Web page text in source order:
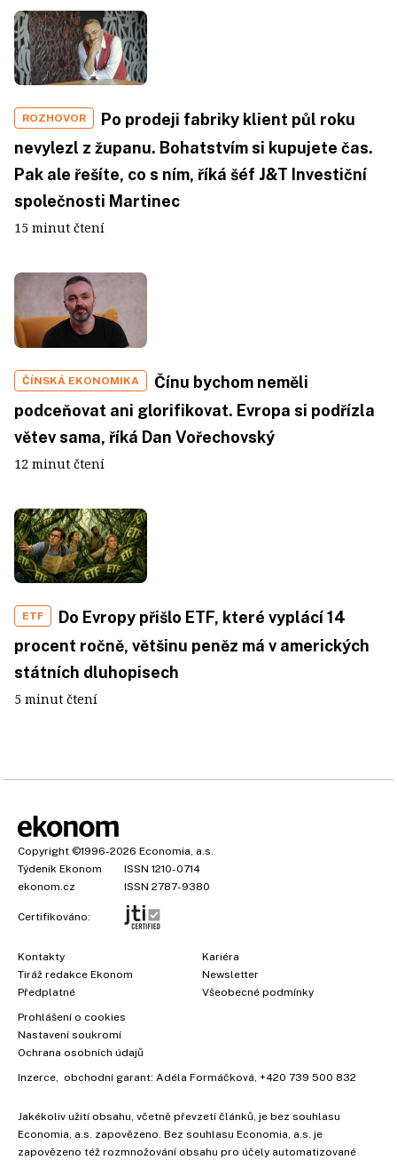
ROZHOVOR
Po prodeji fabriky klient půl roku
nevylezl z županu. Bohatstvím si kupujete čas.
Pak ale řešíte, co s ním, říká šéf J&T Investiční
společnosti Martinec
15 minut čtení
ČÍNSKÁ EKONOMIKA
Čínu bychom neměli
podceňovat ani glorifikovat. Evropa si podřízla
větev sama, říká Dan Vořechovský
12 minut čtení
ETF
Do Evropy přišlo ETF, které vyplácí 14
procent ročně, většinu peněz má v amerických
státních dluhopisech
5 minut čtení
Copyright ©1996-2026 Economia, a.s.
Týdeník Ekonom
ISSN 1210-0714
ekonom.cz
ISSN 2787-9380
Certifikováno:
Kontakty
Tiráž redakce Ekonom
Předplatné
Kariéra
Newsletter
Všeobecné podmínky
Prohlášení o cookies
Nastavení soukromí
Ochrana osobních údajů
Inzerce, obchodní garant: Adéla Formáčková, +420 739 500 832
Jakékoliv užití obsahu, včetně převzetí článků, je bez souhlasu
Economia, a.s. zapovězeno. Bez souhlasu Economia, a.s. je
zapovězeno též rozmnožování obsahu pro účely automatizované